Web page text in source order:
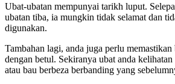
Ubat-ubatan mempunyai tarikh luput.
ubatan tiba, ia mungkin tidak selamat dan
digunakan.
Tambahan lagi, anda juga perlu
dengan betul. Sekiranya ubat anda
atau bau berbeza berbanding yang